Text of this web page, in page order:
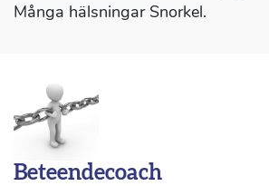
Många hälsningar Snorkel.
Beteendecoach